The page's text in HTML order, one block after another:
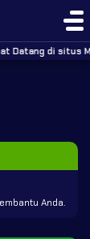
Datang di situs
Anda.